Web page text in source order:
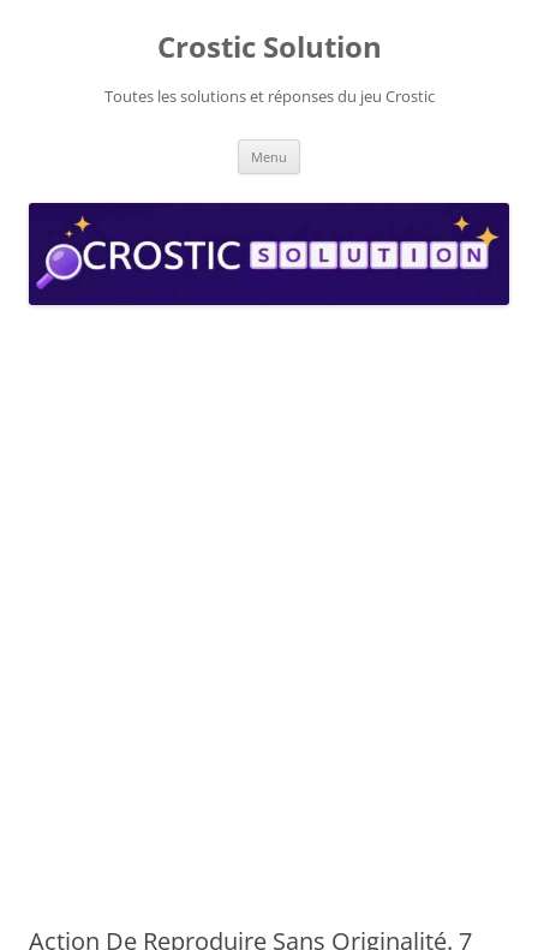
Crostic Solution
Toutes les solutions et réponses du jeu Crostic
Menu
Action De Reproduire Sans Originalité. 7